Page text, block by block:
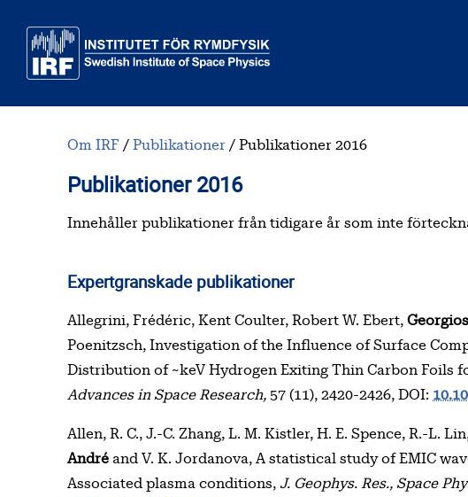
Om IRF Publikationer Publikationer 2016
Publikationer 2016
Innehållsförteckning
Innehåller publikationer från tidigare år som inte
Expertgranskade publikationer
Allegrini, Frédéric, Kent Coulter, Robert W. Ebert,
Poenitzsch, Investigation of the Influence of Surface
Distribution of ~keV Hydrogen Exiting Thin Carbon Foils
Advances in Space Research, 57 (11), 2420-2426, DOI:
Allen, R. C., J.-C. Zhang, L. M. Kistler, H. E. Spence, R.-L.
André and V. K. Jordanova, A statistical study of EMIC
Associated plasma conditions, J. Geophys. Res., Space